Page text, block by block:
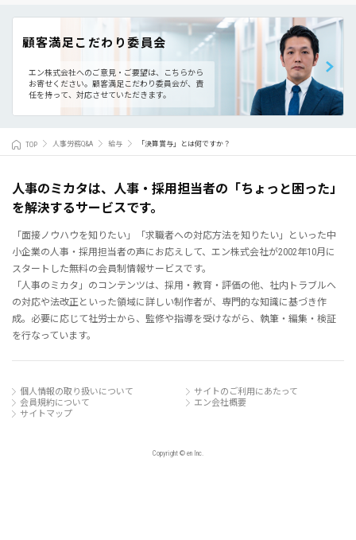
顧客満足こだわり委員会
エン株式会社へのご意見・ご要望は、こちらから
お寄せください。 顧客満足こだわり委員会が、責
任を持って、対応させていただきます。
TOP 人事労務Q&A 給与 「決算賞与」とは何ですか？
人事のミカタは、人事・採用担当者の「ちょっと困った」
を解決するサービスです。
「面接ノウハウを知りたい」「求職者への対応方法を知りたい」といった中
小企業の人事・採用担当者の声にお応えして、エン株式会社が2002年10月に
スタートした無料の会員制情報サービスです。
「人事のミカタ」のコンテンツは、採用・教育・評価の他、社内トラブルへ
の対応や法改正といった領域に詳しい制作者が、専門的な知識に基づき作
成。必要に応じて社労士から、監修や指導を受けながら、執筆・編集・検証
を行なっています。
個人情報の取り扱いについて
サイトのご利用にあたって
会員規約について
エン会社概要
サイトマップ
Copyright © en Inc.